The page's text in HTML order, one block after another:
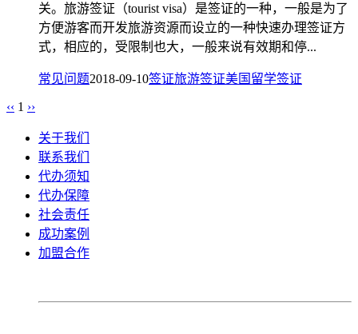
关。旅游签证（tourist visa）是签证的一种，一般是为了
方便游客而开发旅游资源而设立的一种快速办理签证方
式，相应的，受限制也大，一般来说有效期和停...
常见问题2018-09-10签证旅游签证美国留学签证
‹‹ 1 ››
关于我们
联系我们
代办须知
代办保障
社会责任
成功案例
加盟合作